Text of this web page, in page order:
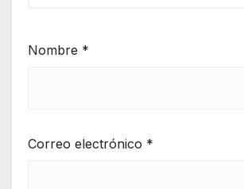
Nombre *
Correo electrónico *